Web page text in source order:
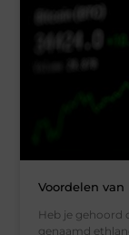
Voordelen
Heb je gehoord
genaamd